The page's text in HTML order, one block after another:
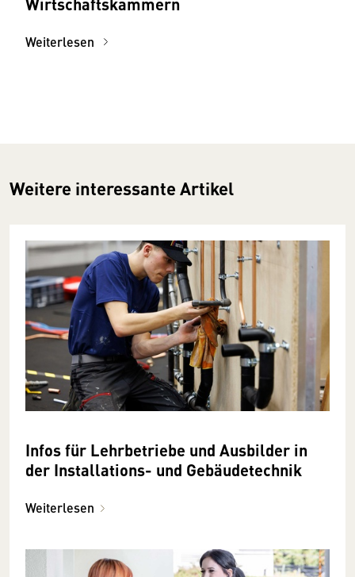
Weiterlesen
Weitere interessante Artikel
Infos für Lehrbetriebe und Ausbilder in
der Installations- und Gebäudetechnik
Weiterlesen